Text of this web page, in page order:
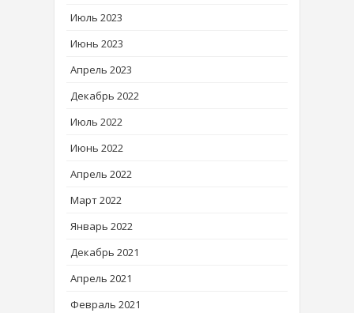
Июль 2023
Июнь 2023
Апрель 2023
Декабрь 2022
Июль 2022
Июнь 2022
Апрель 2022
Март 2022
Январь 2022
Декабрь 2021
Апрель 2021
Февраль 2021